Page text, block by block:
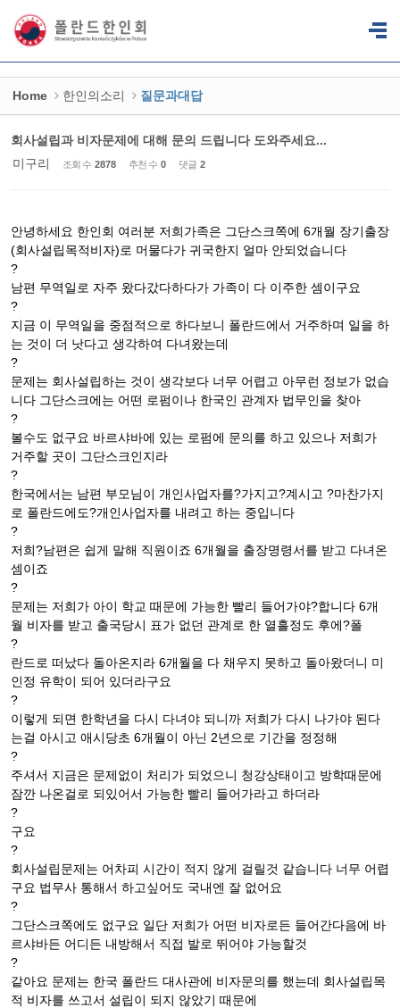
Home 한인의소리 질문과대답
회사설립과 비자문제에 대해 문의 드립니다 도와주세요...
미구리
조회 수 2878 추천 수 0 댓글 2
안녕하세요 한인회 여러분 저희가족은 그단스크쪽에 6개월 장기출장
(회사설립목적비자)로 머물다가 귀국한지 얼마 안되었습니다
?
남편 무역일로 자주 왔다갔다하다가 가족이 다 이주한 셈이구요
?
지금 이 무역일을 중점적으로 하다보니 폴란드에서 거주하며 일을 하
는 것이 더 낫다고 생각하여 다녀왔는데
?
문제는 회사설립하는 것이 생각보다 너무 어렵고 아무런 정보가 없습
니다 그단스크에는 어떤 로펌이나 한국인 관계자 법무인을 찾아
?
볼수도 없구요 바르샤바에 있는 로펌에 문의를 하고 있으나 저희가
거주할 곳이 그단스크인지라
?
한국에서는 남편 부모님이 개인사업자를?가지고?계시고 ?마찬가지
로 폴란드에도?개인사업자를 내려고 하는 중입니다
?
저희?남편은 쉽게 말해 직원이죠 6개월을 출장명령서를 받고 다녀온
셈이죠
?
문제는 저희가 아이 학교 때문에 가능한 빨리 들어가야?합니다 6개
월 비자를 받고 출국당시 표가 없던 관계로 한 열흘정도 후에?폴
?
란드로 떠났다 돌아온지라 6개월을 다 채우지 못하고 돌아왔더니 미
인정 유학이 되어 있더라구요
?
이렇게 되면 한학년을 다시 다녀야 되니까 저희가 다시 나가야 된다
는걸 아시고 애시당초 6개월이 아닌 2년으로 기간을 정정해
?
주셔서 지금은 문제없이 처리가 되었으니 청강상태이고 방학때문에
잠깐 나온걸로 되있어서 가능한 빨리 들어가라고 하더라
?
구요
?
회사설립문제는 어차피 시간이 적지 않게 걸릴것 같습니다 너무 어렵
구요 법무사 통해서 하고싶어도 국내엔 잘 없어요
?
그단스크쪽에도 없구요 일단 저희가 어떤 비자로든 들어간다음에 바
르샤바든 어디든 내방해서 직접 발로 뛰어야 가능할것
?
같아요 문제는 한국 폴란드 대사관에 비자문의를 했는데 회사설립목
적 비자를 쓰고서 설립이 되지 않았기 때문에